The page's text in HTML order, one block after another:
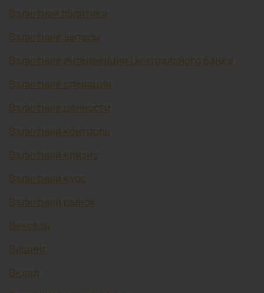
Валютная политика
Валютные запасы
Валютные интервенции Центрального банка
Валютные операции
Валютные ценности
Валютный контроль
Валютный кризис
Валютный курс
Валютный рынок
Вексель
Вишинг
Вклад